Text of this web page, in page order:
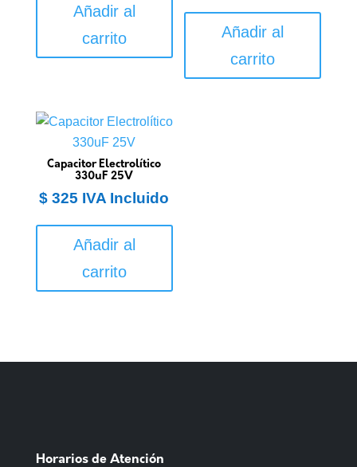
Añadir al
carrito
Añadir al
carrito
Capacitor Electrolítico
330uF 25V
$ 325 IVA Incluido
Añadir al
carrito
Horarios de Atención